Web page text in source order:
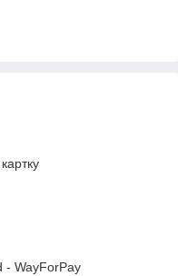
- WayForPay